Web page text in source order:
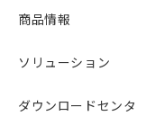
商品情報
ソリューション
ダウンロードセンタ